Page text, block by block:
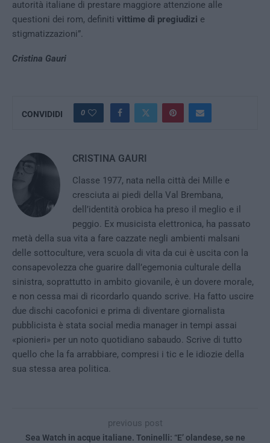
autorità italiane di prestare maggiore attenzione alle
questioni dei rom, definiti vittime di pregiudizi e
stigmatizzazioni”.
Cristina Gauri
CONVIDIDI 0
CRISTINA GAURI
Classe 1977, nata nella città dei Mille e
cresciuta ai piedi della Val Brembana,
dell’identità orobica ha preso il meglio e il
peggio. Ex musicista elettronica, ha passato
metà della sua vita a fare cazzate negli ambienti malsani
delle sottoculture, vera scuola di vita da cui è uscita con la
consapevolezza che guarire dall’egemonia culturale della
sinistra, soprattutto in ambito giovanile, è un dovere morale,
e non cessa mai di ricordarlo quando scrive. Ha fatto uscire
due dischi cacofonici e prima di diventare giornalista
pubblicista è stata social media manager in tempi assai
«pionieri» per un noto quotidiano sabaudo. Scrive di tutto
quello che la fa arrabbiare, compresi i tic e le idiozie della
sua stessa area politica.
previous post
Sea Watch in acque italiane. Toninelli: “E’ olandese, se ne